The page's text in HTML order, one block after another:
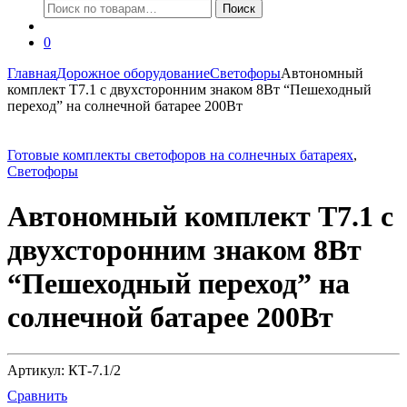
Искать:
Поиск
0
ГлавнаяДорожное оборудованиеСветофорыАвтономный
комплект Т7.1 с двухсторонним знаком 8Вт “Пешеходный
переход” на солнечной батарее 200Вт
Готовые комплекты светофоров на солнечных батареях,
Светофоры
Автономный комплект Т7.1 с
двухсторонним знаком 8Вт
“Пешеходный переход” на
солнечной батарее 200Вт
Артикул: КТ-7.1/2
Сравнить